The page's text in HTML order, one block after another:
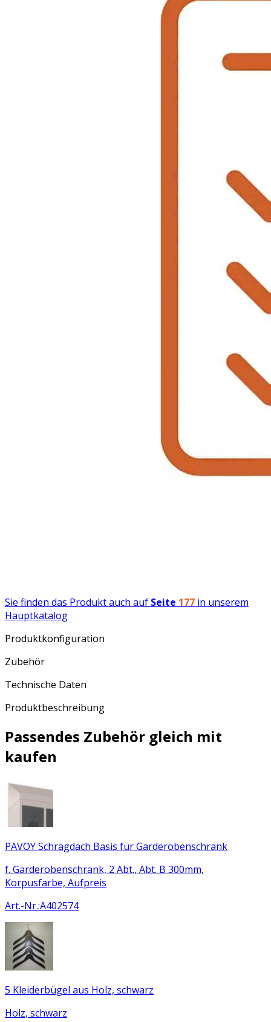
Sie finden das Produkt auch auf Seite 177 in unserem
Hauptkatalog
Produktkonfiguration
Zubehör
Technische Daten
Produktbeschreibung
Passendes Zubehör gleich mit
kaufen
PAVOY Schrägdach Basis für Garderobenschrank
f. Garderobenschrank, 2 Abt., Abt. B 300mm,
Korpusfarbe, Aufpreis
Art.-Nr.:A402574
5 Kleiderbügel aus Holz, schwarz
Holz, schwarz